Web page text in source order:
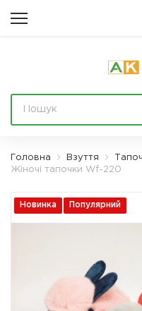
Головна Взуття
Жіночі тапочки Wf-220
Новинка Популярний